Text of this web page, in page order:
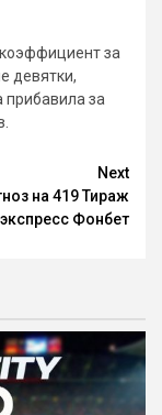
за
девятки,
прибавила за
Next
на 419 Тираж
Фонбет